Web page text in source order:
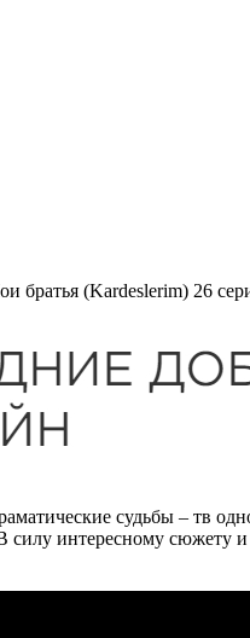
братья (Kardeslerim) 26
судьбы – тв
интересному сюжету